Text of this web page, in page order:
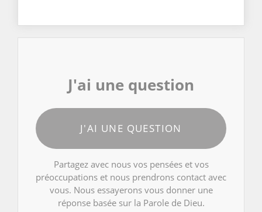
J'ai une question
J'AI UNE QUESTION
Partagez avec nous vos pensées et vos
préoccupations et nous prendrons contact avec
vous. Nous essayerons vous donner une
réponse basée sur la Parole de Dieu.